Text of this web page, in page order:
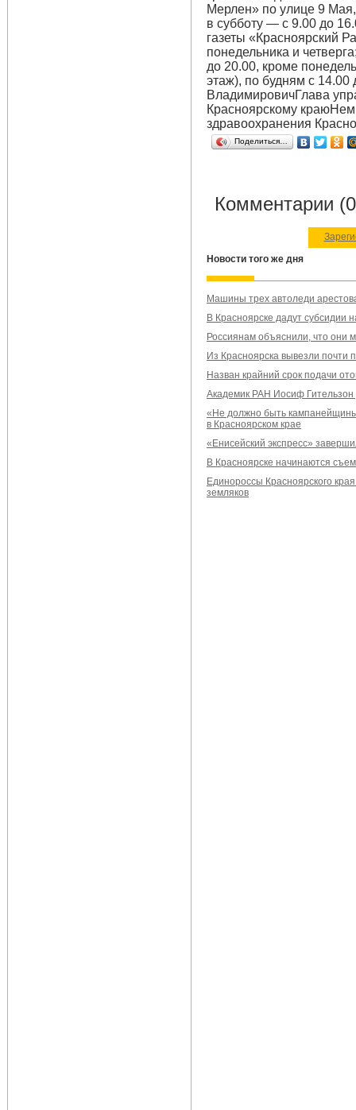
Мерлен» по улице 9
в субботу — с 9.00 до
газеты «Красноярский
понедельника и
до 20.00, кроме
этаж), по будням с
ВладимировичГлава
Красноярскому
здравоохранения
Поделиться…
Комментарии
Новости того же дня
Машины трех автоледи
В Красноярске дадут субсидии
Россиянам объяснили, что они
Из Красноярска вывезли почти
Назван крайний срок подачи
Академик РАН Иосиф Гительзон
«Не должно быть
в Красноярском крае
«Енисейский экспресс»
В Красноярске начинаются
Единороссы Красноярского
земляков